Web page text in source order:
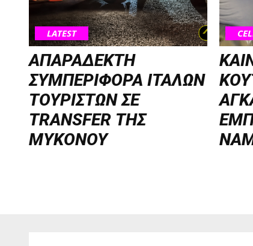
LATEST
ΑΠΑΡΑΔΕΚΤΗ
ΣΥΜΠΕΡΙΦΟΡΑ ΙΤΑΛΩΝ
ΤΟΥΡΙΣΤΩΝ ΣΕ
TRANSFER ΤΗΣ
ΜΥΚΟΝΟΥ